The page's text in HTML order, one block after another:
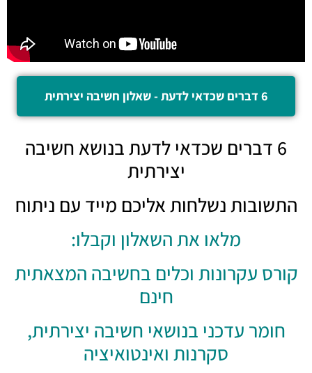
6 דברים שכדאי לדעת - שאלון חשיבה יצירתית
6 דברים שכדאי לדעת בנושא חשיבה
יצירתית
התשובות נשלחות אליכם מייד עם ניתוח
מלאו את השאלון וקבלו:
קורס עקרונות וכלים בחשיבה המצאתית
חינם
חומר עדכני בנושאי חשיבה יצירתית,
סקרנות ואינטואיציה